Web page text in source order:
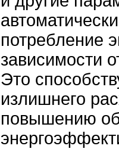
потребление
зависимости
Это
излишнего
повышению